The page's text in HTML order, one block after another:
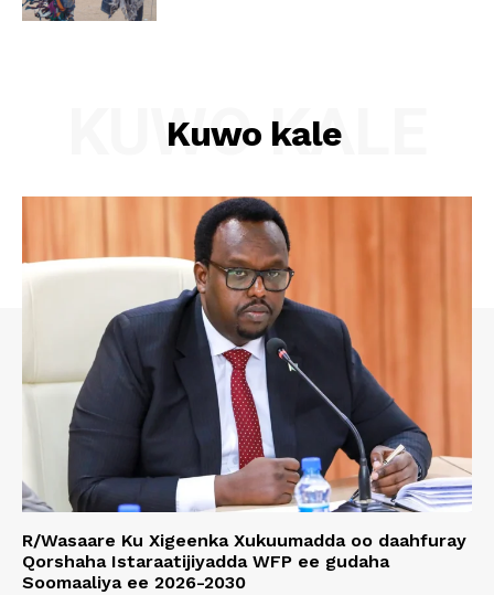
Kuwo kale
KUWO KALE
R/Wasaare Ku Xigeenka Xukuumadda oo daahfuray
Qorshaha Istaraatijiyadda WFP ee gudaha
Soomaaliya ee 2026-2030